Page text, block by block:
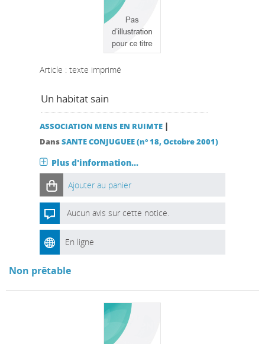
Article : texte imprimé
Un habitat sain
ASSOCIATION MENS EN RUIMTE |
DansSANTE CONJUGUEE (n° 18, Octobre 2001)
Plus d'information...
Ajouter au panier
Aucun avis sur cette notice.
En ligne
Non prêtable